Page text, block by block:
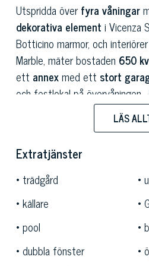
Utspridda överfyra våningar
dekorativa element i Vicenza
Botticino marmor, och
Marble, mäter bostaden 650
ett annexmed ett stort
och festlokal på övervåningen .
omger
omgiven av en perfekt
garanterar maximal avskildhet
trevliga stunder utomhus i
också av en stenlagd yta i
underbara dekorativa inslag.
Läget, centralt i centrum av
LÄS
Extratjänster
trädgård
källare
pool
dubbla fönster